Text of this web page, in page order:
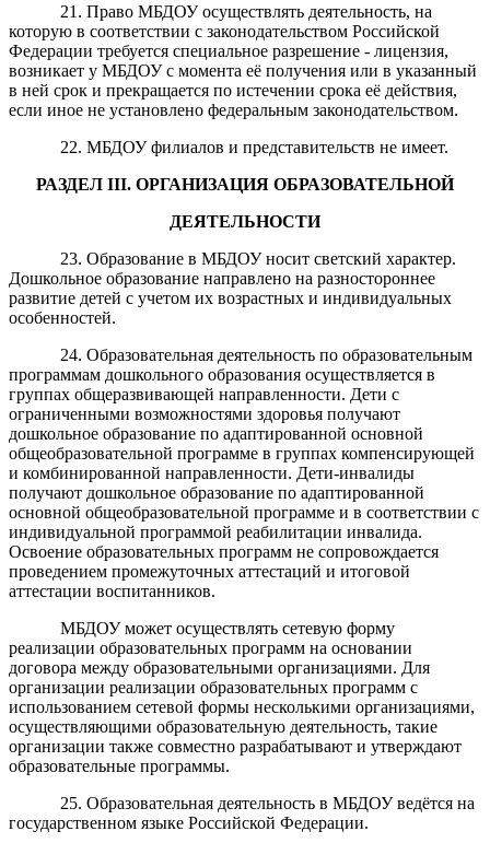
21. Право МБДОУ осуществлять деятельность, на
которую в соответствии с законодательством Российской
Федерации требуется специальное разрешение - лицензия,
возникает у МБДОУ с момента её получения или в указанный
в ней срок и прекращается по истечении срока её действия,
если иное не установлено федеральным законодательством.
22. МБДОУ филиалов и представительств не имеет.
РАЗДЕЛ III. ОРГАНИЗАЦИЯ ОБРАЗОВАТЕЛЬНОЙ
ДЕЯТЕЛЬНОСТИ
23. Образование в МБДОУ носит светский характер.
Дошкольное образование направлено на разностороннее
развитие детей с учетом их возрастных и индивидуальных
особенностей.
24. Образовательная деятельность по образовательным
программам дошкольного образования осуществляется в
группах общеразвивающей направленности. Дети с
ограниченными возможностями здоровья получают
дошкольное образование по адаптированной основной
общеобразовательной программе в группах компенсирующей
и комбинированной направленности. Дети-инвалиды
получают дошкольное образование по адаптированной
основной общеобразовательной программе и в соответствии с
индивидуальной программой реабилитации инвалида.
Освоение образовательных программ не сопровождается
проведением промежуточных аттестаций и итоговой
аттестации воспитанников.
МБДОУ может осуществлять сетевую форму
реализации образовательных программ на основании
договора между образовательными организациями. Для
организации реализации образовательных программ с
использованием сетевой формы несколькими организациями,
осуществляющими образовательную деятельность, такие
организации также совместно разрабатывают и утверждают
образовательные программы.
25. Образовательная деятельность в МБДОУ ведётся на
государственном языке Российской Федерации.